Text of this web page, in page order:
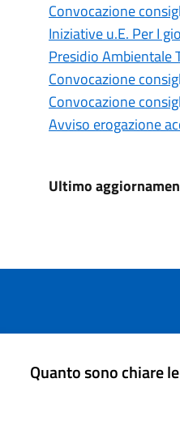
Convocazione
Iniziative u.E. Per I
Presidio Ambientale
Convocazione
Convocazione
Avviso erogazione
Ultimo
Quanto sono chiare